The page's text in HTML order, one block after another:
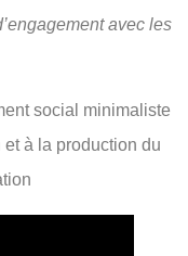
avec les
social minimaliste
à la production du